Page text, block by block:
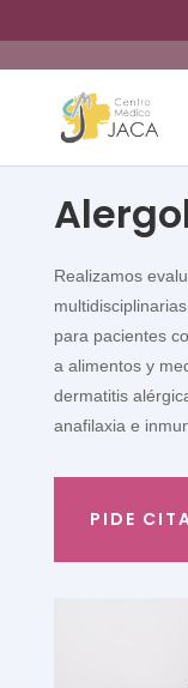
Realizamos
para pacientes
a alimentos y
dermatitis
anafilaxia e
PIDE